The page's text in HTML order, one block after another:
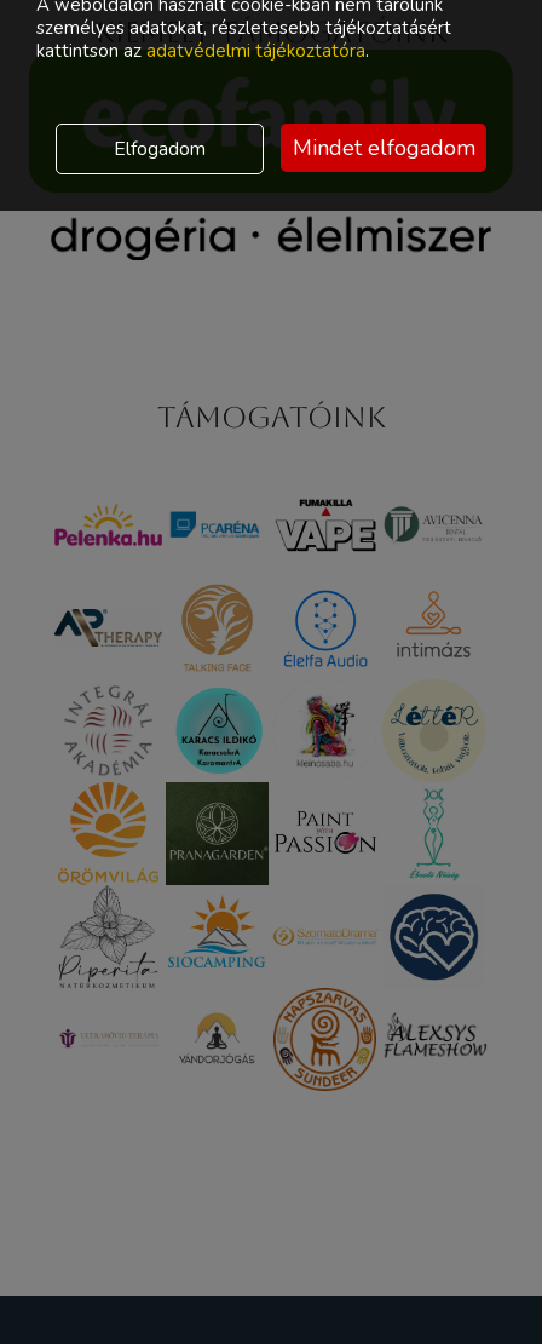
Kiemelt támogatóink
Támogatóink
A weboldalon használt cookie-kban nem tárolunk
személyes adatokat, részletesebb tájékoztatásért
kattintson azadatvédelmi tájékoztatóra.
Elfogadom Mindet elfogadom